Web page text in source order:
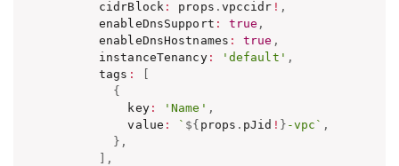
      cidrBlock
: props . vpccidr ! ,
      enableDnsSupport
: true ,
      enableDnsHostnames
: true ,
      instanceTenancy
: 'default' ,
      tags
:
{
          key
: 'Name' ,
          value
: ` ${ props . pJid ! } -vpc ` ,
} ,
,